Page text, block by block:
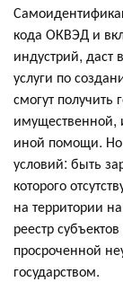
кода ОКВЭД и
индустрий,
услуги по
смогут
имущественной,
иной помощи. Но
условий: быть
которого
на территории
реестр
просроченной
государством.